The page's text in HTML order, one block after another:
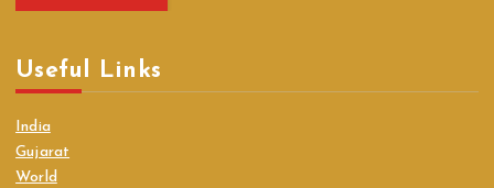
Useful Links
India
Gujarat
World